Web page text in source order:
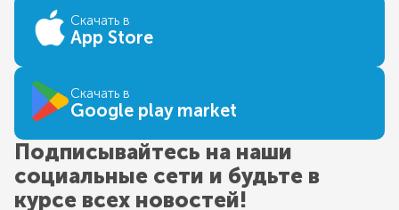
Скачать в
App Store
Скачать в
Google play market
Подписывайтесь на наши
социальные сети и будьте в
курсе всех новостей!